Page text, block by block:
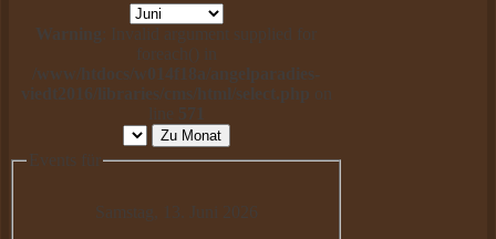
Warning : Invalid argument supplied for
foreach() in
/www/htdocs/w014f18a/angelparadies-
viedt2016/libraries/cms/html/select.php on
line
571
Zu Monat
Events für
Samstag, 13. Juni 2026